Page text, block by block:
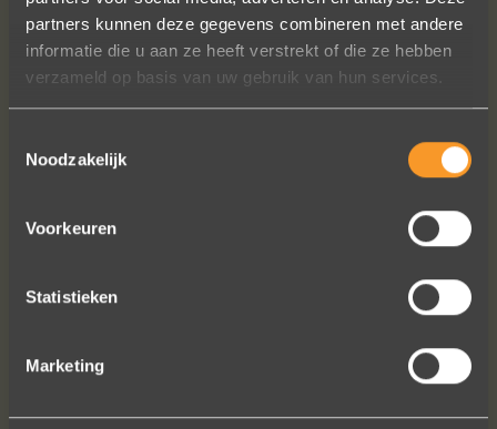
partners kunnen deze gegevens combineren met andere
informatie die u aan ze heeft verstrekt of die ze hebben
verzameld op basis van uw gebruik van hun services.
Noodzakelijk
Voorkeuren
Statistieken
Marketing
Wat een prachtige sieraden! Na mn
trouwring heb ik nu aan mn andere